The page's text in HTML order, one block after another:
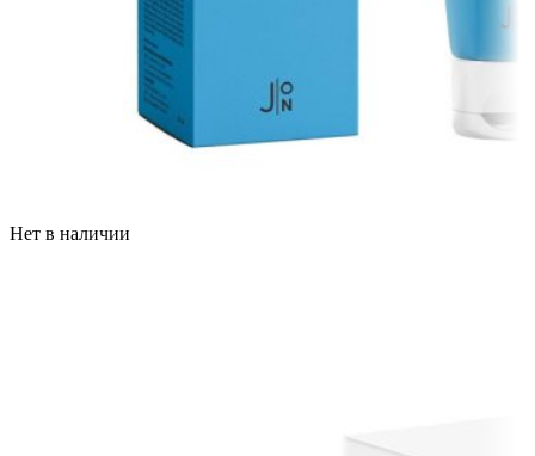
Нет в наличии